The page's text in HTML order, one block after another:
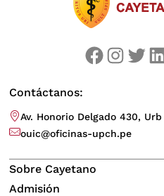
Facebook Instagram Twitter LinkedIn
Contáctanos:
Av. Honorio Delgado 430,
ouic@oficinas-upch.pe
Sobre Cayetano
Admisión